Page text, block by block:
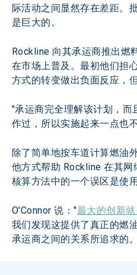
际活动之间显然存在差距。
是巨大的。
Rockline 向其承运商推出燃
在市场上普及。最初他们担
方式的转变做出负面反应，
"承运商完全理解该计划，而
作过，所以实施起来一点也不
除了简单地按车道计算燃油
他方式帮助 Rockline 在其
核算方法中的一个误区是使
O'Connor 说："最大的创新
我们发现这提供了真正的燃
承运商之间的关系所追求的。